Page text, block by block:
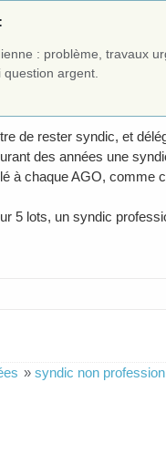
: problème, travaux
argent.
de rester syndic, et
des années une
à chaque AGO, comme
5 lots, un syndic
» syndic non